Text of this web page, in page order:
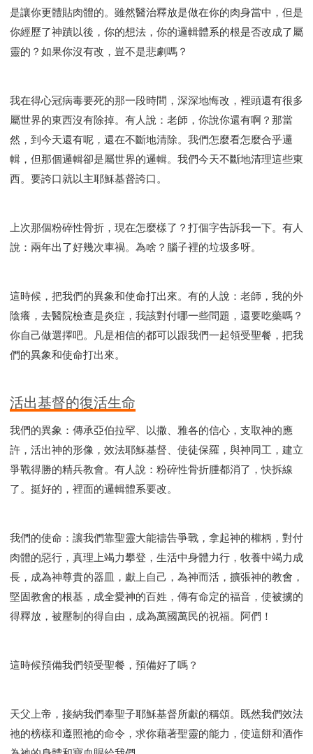
是讓你更體貼肉體的。雖然醫治釋放是做在你的肉身當中，但是
你經歷了神蹟以後，你的想法，你的邏輯體系的根是否改成了屬
靈的？如果你沒有改，豈不是悲劇嗎？
我在得心冠病毒要死的那一段時間，深深地悔改，裡頭還有很多
屬世界的東西沒有除掉。有人說：老師，你說你還有啊？那當
然，到今天還有呢，還在不斷地清除。我們怎麼看怎麼合乎邏
輯，但那個邏輯卻是屬世界的邏輯。我們今天不斷地清理這些東
西。要誇口就以主耶穌基督誇口。
上次那個粉碎性骨折，現在怎麼樣了？打個字告訴我一下。有人
說：兩年出了好幾次車禍。為啥？腦子裡的垃圾多呀。
這時候，把我們的異象和使命打出來。有的人說：老師，我的外
陰癢，去醫院檢查是炎症，我該對付哪一些問題，還要吃藥嗎？
你自己做選擇吧。凡是相信的都可以跟我們一起領受聖餐，把我
們的異象和使命打出來。
活出基督的復活生命
我們的異象：傳承亞伯拉罕、以撒、雅各的信心，支取神的應
許，活出神的形像，效法耶穌基督、使徒保羅，與神同工，建立
爭戰得勝的精兵教會。有人說：粉碎性骨折腫都消了，快拆線
了。挺好的，裡面的邏輯體系要改。
我們的使命：讓我們靠聖靈大能禱告爭戰，拿起神的權柄，對付
肉體的惡行，真理上竭力攀登，生活中身體力行，牧養中竭力成
長，成為神尊貴的器皿，獻上自己，為神而活，擴張神的教會，
堅固教會的根基，成全愛神的百姓，傳有命定的福音，使被擄的
得釋放，被壓制的得自由，成為萬國萬民的祝福。阿們！
這時候預備我們領受聖餐，預備好了嗎？
天父上帝，接納我們奉聖子耶穌基督所獻的稱頌。既然我們效法
祂的榜樣和遵照祂的命令，求你藉著聖靈的能力，使這餅和酒作